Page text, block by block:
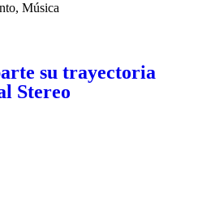
, Música
su trayectoria
Stereo